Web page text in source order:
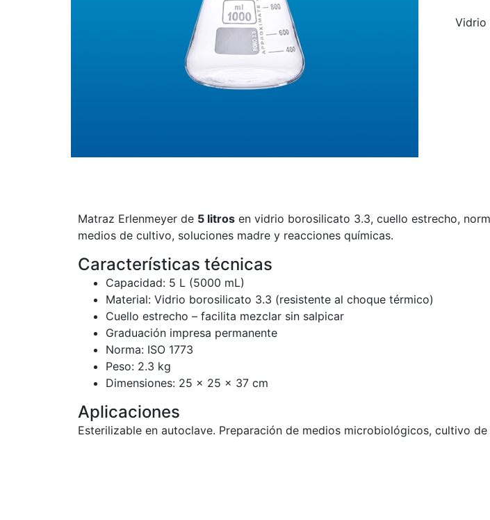
Vidrio
Matraz Erlenmeyer de 5 litros en vidrio borosilicato 3.3, cuello estrecho,
medios de cultivo, soluciones madre y reacciones químicas.
Características técnicas
Capacidad: 5 L (5000 mL)
Material: Vidrio borosilicato 3.3 (resistente al choque térmico)
Cuello estrecho – facilita mezclar sin salpicar
Graduación impresa permanente
Norma: ISO 1773
Peso: 2.3 kg
Dimensiones: 25 × 25 × 37 cm
Aplicaciones
Esterilizable en autoclave. Preparación de medios microbiológicos, cultivo